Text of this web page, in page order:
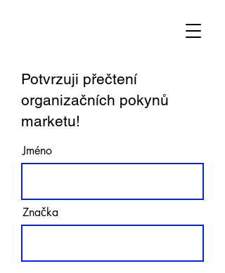
Potvrzuji přečtení
organizačních pokynů
marketu!
Jméno
Značka